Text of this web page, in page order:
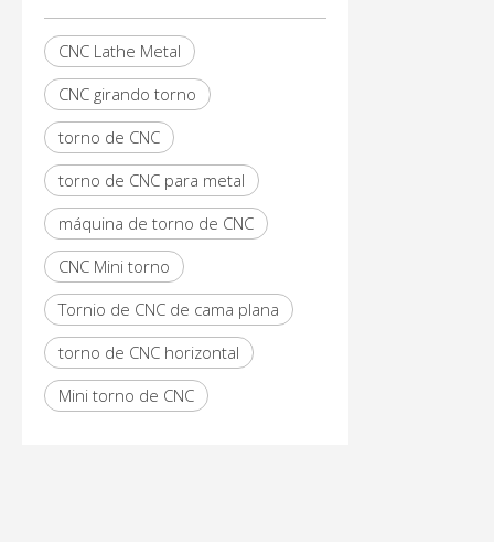
CNC Lathe Metal
CNC girando torno
torno de CNC
torno de CNC para metal
máquina de torno de CNC
CNC Mini torno
Tornio de CNC de cama plana
torno de CNC horizontal
Mini torno de CNC